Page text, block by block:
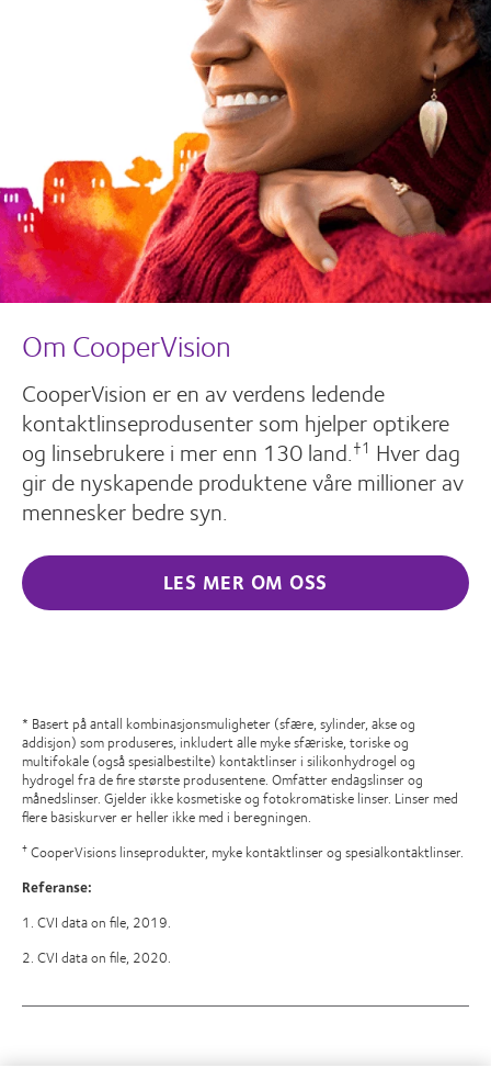
Om CooperVision
CooperVision er en av verdens ledende
kontaktlinseprodusenter som hjelper optikere
og linsebrukere i mer enn 130 land.†1 Hver dag
gir de nyskapende produktene våre millioner av
mennesker bedre syn.
LES MER OM OSS
* Basert på antall kombinasjonsmuligheter (sfære, sylinder, akse og
addisjon) som produseres, inkludert alle myke sfæriske, toriske og
multifokale (også spesialbestilte) kontaktlinser i silikonhydrogel og
hydrogel fra de fire største produsentene. Omfatter endagslinser og
månedslinser. Gjelder ikke kosmetiske og fotokromatiske linser. Linser med
flere basiskurver er heller ikke med i beregningen.
† CooperVisions linseprodukter, myke kontaktlinser og spesialkontaktlinser.
Referanse:
1. CVI data on file, 2019.
2. CVI data on file, 2020.